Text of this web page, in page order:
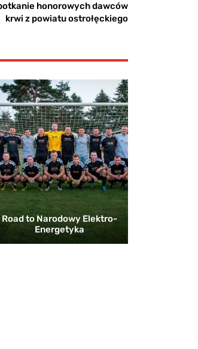
honorowych dawców
krwi z powiatu ostrołęckiego
Road to Narodowy Elektro-
Energetyka